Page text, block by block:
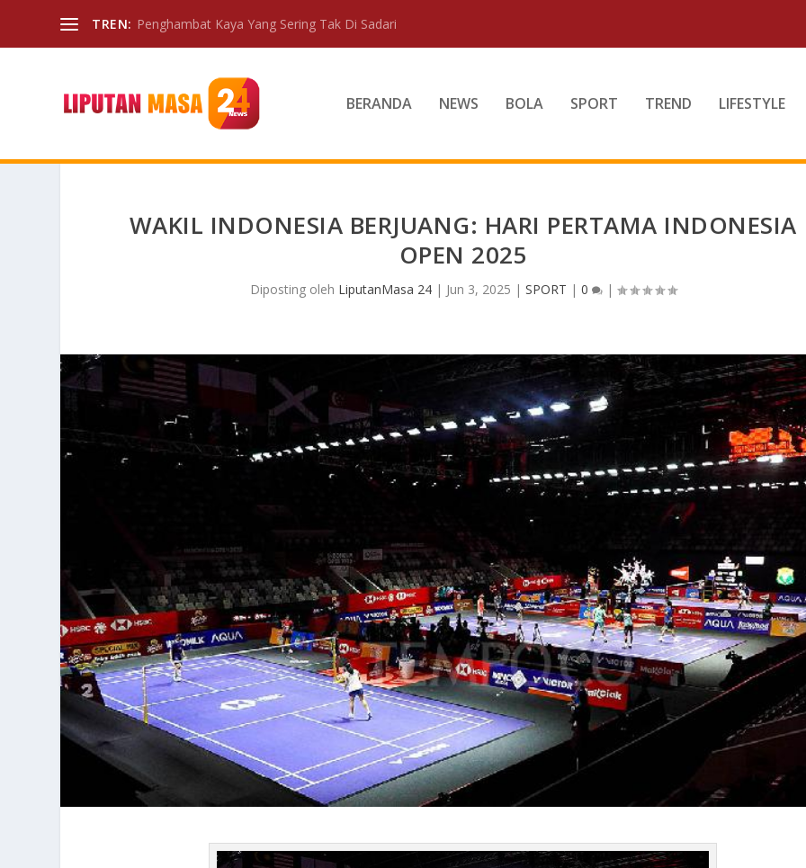
TREN: Penghambat Kaya Yang Sering Tak Di Sadari
BERANDA NEWS BOLA SPORT TREND LIFESTYLE
WAKIL INDONESIA BERJUANG: HARI PERTAMA INDONESIA
OPEN 2025
Diposting oleh LiputanMasa 24| Jun 3, 2025 | SPORT | 0 |